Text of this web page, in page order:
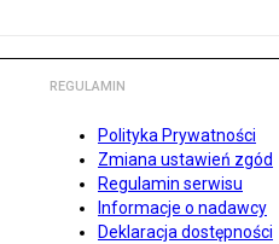
REGULAMIN
Polityka Prywatności
Zmiana ustawień zgód
Regulamin serwisu
Informacje o nadawcy
Deklaracja dostępności